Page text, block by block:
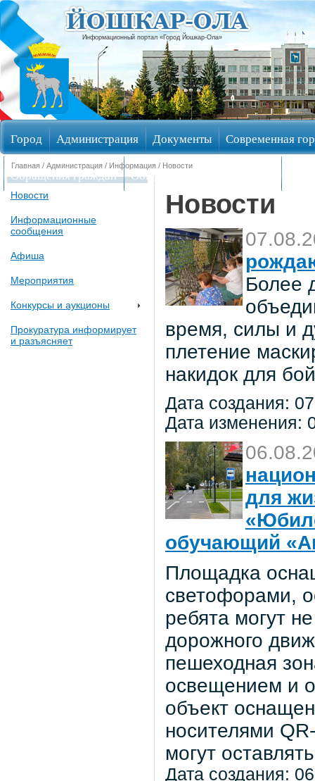
Информационный портал «Город Йошкар-Ола»
Город Администрация Документы Современная
Обращения граждан Общественные обсуждения
Главная / Администрация / Информация / Новости
Новости
Информационные
сообщения
Афиша
Мероприятия
Конкурсы и аукционы
Прокуратура информирует
и разъясняет
Новости
Более
время, силы и
плетение
накидок для
Дата создания:
Дата изменения:
для
обучающий
Площадка
светофорами,
ребята могут
дорожного
пешеходная
освещением и
объект
носителями
могут
Дата создания: